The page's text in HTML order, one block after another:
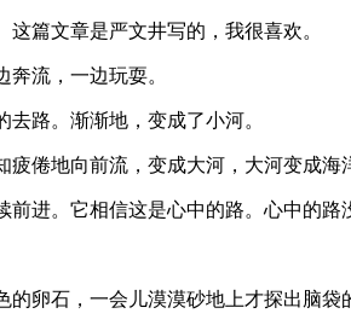
篇文章是严文井写的，我很喜欢。
流，一边玩耍。
路。渐渐地，变成了小河。
倦地向前流，变成大河，大河变成海
进。它相信这是心中的路。心中的路
卵石，一会儿漠漠砂地上才探出脑